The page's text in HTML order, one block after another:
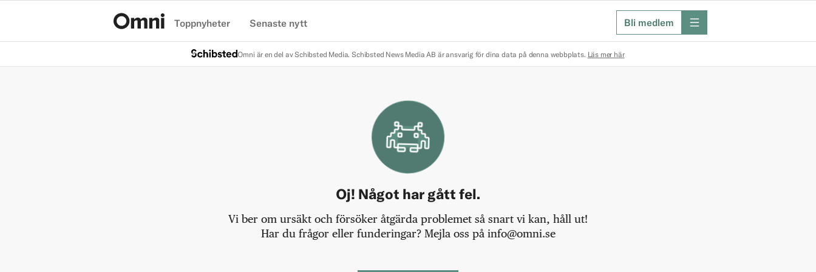
Toppnyheter Senaste nytt Bli medlem meny
Omni är en del av Schibsted Media. Schibsted News Media AB är ansvarig för dina data på denna webbplats. Läs mer här
Oj! Något har gått fel.
Vi ber om ursäkt och försöker åtgärda problemet så snart vi kan, håll ut!
Har du frågor eller funderingar? Mejla oss på info@omni.se